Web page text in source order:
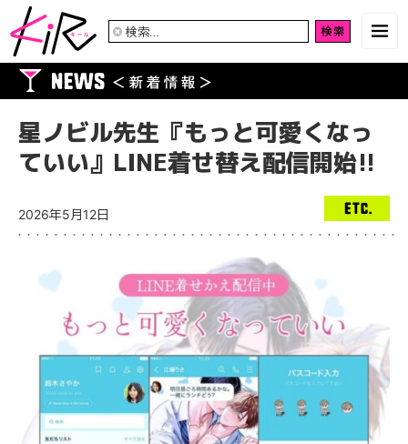
検
星ノビル先生『もっと可愛くなっ
ていい』LINE着せ替え配信開始!!
2026年5月12日